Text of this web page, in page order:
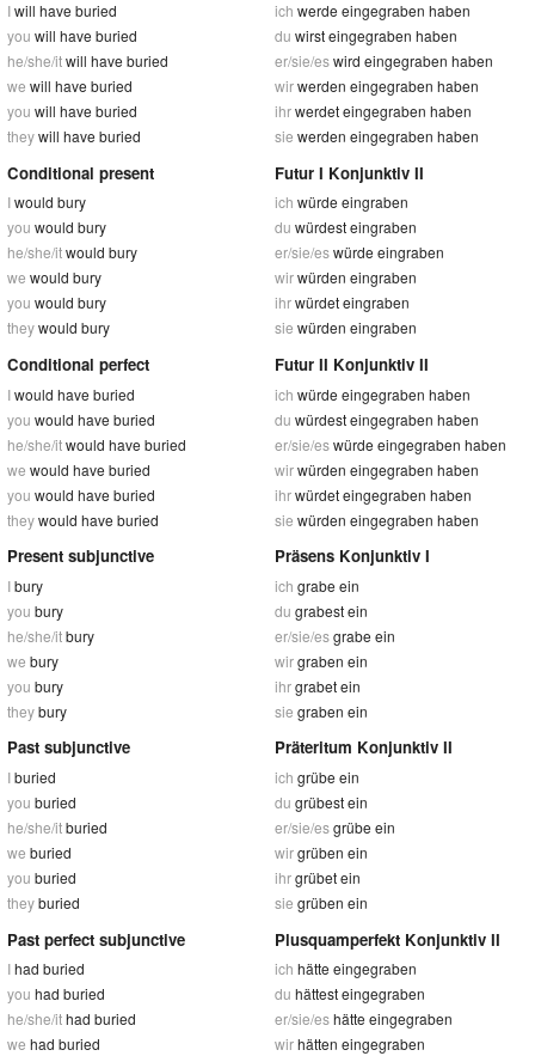
Iwill have buried
you will have buried
he/she/itwill have buried
we will have buried
you will have buried
theywill have buried
ich werde eingegraben haben
du wirst eingegraben haben
er/sie/eswird eingegraben haben
wirwerden eingegraben haben
ihrwerdet eingegraben haben
sie werden eingegraben haben
Conditional present
Iwould bury
you would bury
he/she/itwould bury
we would bury
you would bury
theywould bury
Futur I Konjunktiv II
ich würde eingraben
du würdest eingraben
er/sie/eswürde eingraben
wirwürden eingraben
ihrwürdet eingraben
sie würden eingraben
Conditional perfect
Iwould have buried
you would have buried
he/she/itwould have buried
we would have buried
you would have buried
theywould have buried
Futur II Konjunktiv II
ich würde eingegraben haben
du würdest eingegraben haben
er/sie/eswürde eingegraben haben
wirwürden eingegraben haben
ihrwürdet eingegraben haben
sie würden eingegraben haben
Present subjunctive
Ibury
you bury
he/she/itbury
we bury
you bury
theybury
Präsens Konjunktiv I
ich grabe ein
du grabest ein
er/sie/esgrabe ein
wirgraben ein
ihrgrabet ein
sie graben ein
Past subjunctive
Iburied
you buried
he/she/itburied
we buried
you buried
theyburied
Präteritum Konjunktiv II
ich grübe ein
du grübest ein
er/sie/esgrübe ein
wirgrüben ein
ihrgrübet ein
sie grüben ein
Past perfect subjunctive
Ihad buried
you had buried
he/she/ithad buried
we had buried
Plusquamperfekt Konjunktiv II
ich hätte eingegraben
du hättest eingegraben
er/sie/eshätte eingegraben
wirhätten eingegraben